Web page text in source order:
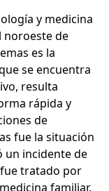
y medicina
noroeste de
es la
se encuentra
resulta
rápida y
de
fue la situación
un incidente de
tratado por
familiar.